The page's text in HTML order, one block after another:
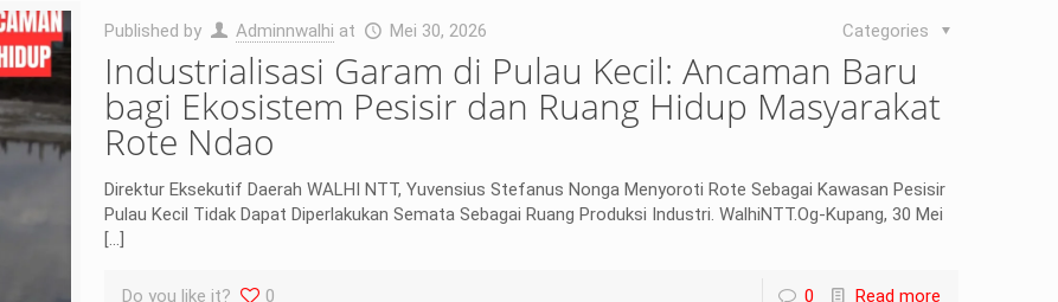
Published by Adminnwalhi at Mei 30, 2026 Categories
Industrialisasi Garam di Pulau Kecil: Ancaman Baru
bagi Ekosistem Pesisir dan Ruang Hidup Masyarakat
Rote Ndao
Direktur Eksekutif Daerah WALHI NTT, Yuvensius Stefanus Nonga Menyoroti Rote Sebagai Kawasan Pesisir
Pulau Kecil Tidak Dapat Diperlakukan Semata Sebagai Ruang Produksi Industri. WalhiNTT.Og-Kupang, 30 Mei
[…]
Do you like it? 0 0 Read more